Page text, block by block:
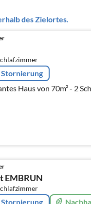
des Zielortes.
Haus von 70m² - 2
EMBRUN